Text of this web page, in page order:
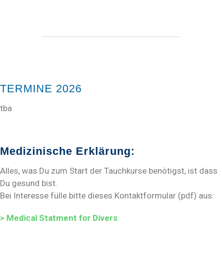
TERMINE 2026
tba
Medizinische Erklärung:
Alles, was Du zum Start der Tauchkurse benötigst, ist dass
Du gesund bist.
Bei Interesse fülle bitte dieses Kontaktformular (pdf) aus:
> Medical Statment for Divers